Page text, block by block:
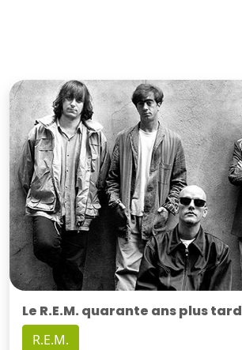
Le R.E.M. quarante ans plus tard
R.E.M.